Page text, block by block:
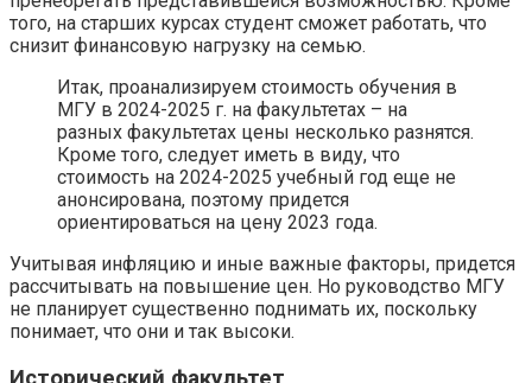
того, на старших курсах студент сможет работать, что
снизит финансовую нагрузку на семью.
Итак, проанализируем стоимость обучения в
МГУ в 2024-2025 г. на факультетах – на
разных факультетах цены несколько разнятся.
Кроме того, следует иметь в виду, что
стоимость на 2024-2025 учебный год еще не
анонсирована, поэтому придется
ориентироваться на цену 2023 года.
Учитывая инфляцию и иные важные факторы, придется
рассчитывать на повышение цен. Но руководство МГУ
не планирует существенно поднимать их, поскольку
понимает, что они и так высоки.